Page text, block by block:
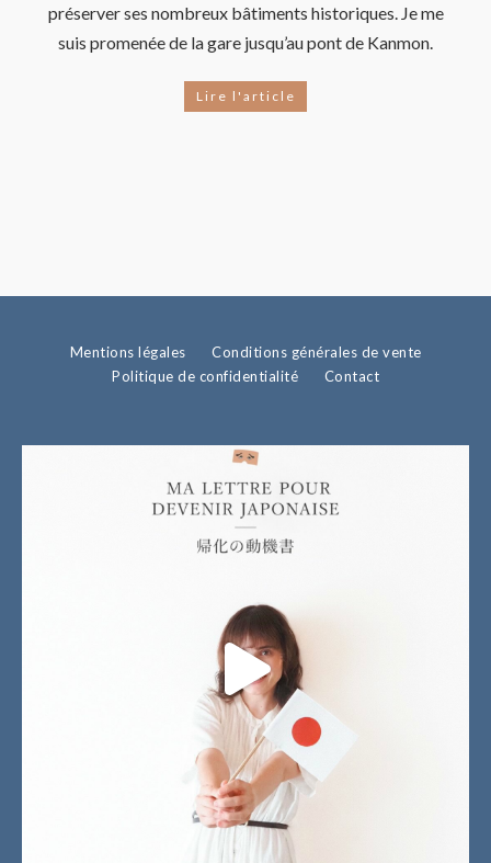
préserver ses nombreux bâtiments historiques. Je me
suis promenée de la gare jusqu’au pont de Kanmon.
Lire l'article
Mentions légales
Conditions générales de vente
Politique de confidentialité
Contact